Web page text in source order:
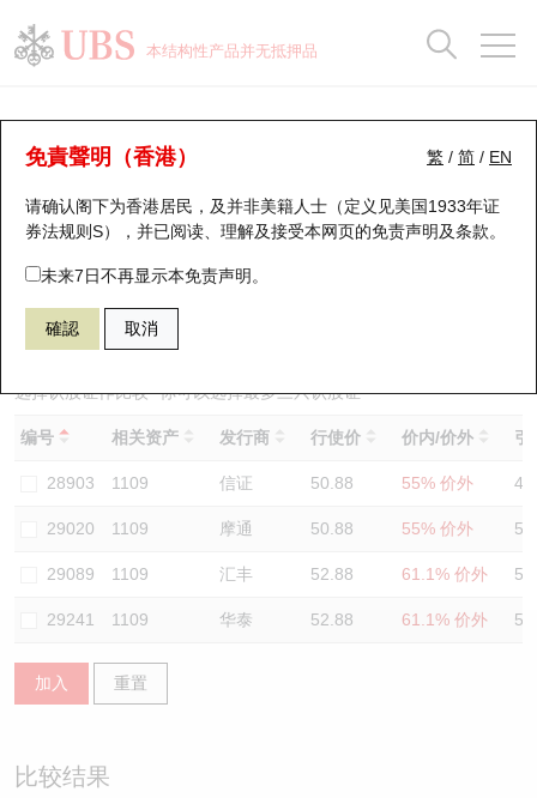
本结构性产品并无抵押品
繁 / 简 / EN
免責聲明（香港）
请确认阁下为香港居民，及并非美籍人士（定义见美国1933年证
券法规则S），并已阅读、理解及接受本网页的免责声明及条款。
未来7日不再显示本免责声明。
確認 取消
认股证分析仪
表现 街货统计 比较
13590 瑞银认购 1109 华润置地
选择认股证作比较*你可以选择最多三只认股证
编号 相关资产 发行商 行使价 价内/价外 引
28903 1109 信证 50.88 55% 价外
29020 1109 摩通 50.88 55% 价外
29089 1109 汇丰 52.88 61.1% 价外
29241 1109 华泰 52.88 61.1% 价外
加入 重置
比较结果
瑞银认股证一览
新发行瑞银认股证
即将到期认股证
认股证到期结算价查找
认股证分析仪
认股证速算机
认股证/牛熊证日志
认股证文件及公告
认股证文件及公告 (瑞信)
街货统计
比较
牛熊全景快搜
牛熊证搜寻
牛熊证街货分布图
正股牛熊证列表
新发行瑞银牛熊证
已收回牛熊证剩余价值
牛熊证到期结算价查找
牛熊证分析仪
牛熊证速算机
街货统计
比较
十大升幅/跌幅
十大认股证成交分布
十天股证占大市成交
资金流
街货统计
三十大平均引伸波幅
正股分析仪
二十大活跃股份
恒指成份股
国指成份股
科指成份股
相关资产沽空
中资ETFs溢价比较
AH 股价对照
即市板块表现
持股比重
显示所有持股比重
每月轮证大市专题
轮证专栏
讲座及教育短片
认股证投资者教育
牛熊证投资者教育
认股证牛熊证常问问题